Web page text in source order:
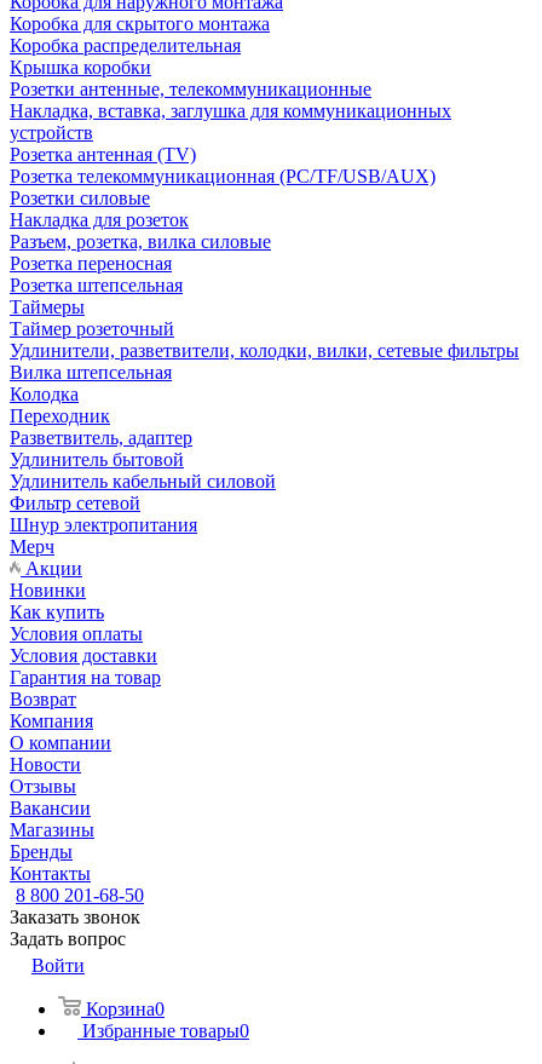
Коробка для скрытого монтажа
Коробка распределительная
Крышка коробки
Розетки антенные, телекоммуникационные
Накладка, вставка, заглушка для коммуникационных
устройств
Розетка антенная (TV)
Розетка телекоммуникационная (PC/TF/USB/AUX)
Розетки силовые
Накладка для розеток
Разъем, розетка, вилка силовые
Розетка переносная
Розетка штепсельная
Таймеры
Таймер розеточный
Удлинители, разветвители, колодки, вилки, сетевые фильтры
Вилка штепсельная
Колодка
Переходник
Разветвитель, адаптер
Удлинитель бытовой
Удлинитель кабельный силовой
Фильтр сетевой
Шнур электропитания
Мерч
Акции
Новинки
Как купить
Условия оплаты
Условия доставки
Гарантия на товар
Возврат
Компания
О компании
Новости
Отзывы
Вакансии
Магазины
Бренды
Контакты
8 800 201-68-50
Заказать звонок
Задать вопрос
Войти
Корзина0
Избранные товары0